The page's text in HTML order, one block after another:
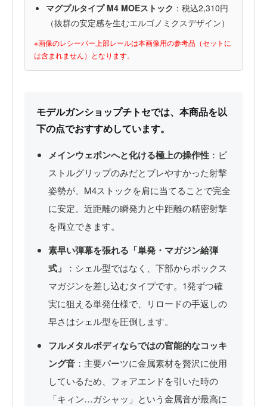
マグプルタイプ M4 MOEストック ：税込2,310円
（抜群の安定感を生むエルゴノミクスデザイン）
※画像のレシーバー上部レールは本画像用の参考品（セットに
は含まれません）となります。
モデルガンショップチトセでは、本商品を以
下の点でおすすめしています。
メインウェポンへと化ける極上の操作性 ：ピ
ストルグリップのみだとブレやすかった射撃
姿勢が、M4ストックを肩に当てることで完全
に安定。近距離の瞬発力と中距離の精密射撃
を両立できます。
素早い弾幕を張れる「単発・マガジン給弾
式」
：シェル型ではなく、下部からボックス
マガジンを差し込むタイプです。1発ずつ確
実に狙える単発仕様で、リロードの手返しの
早さはシェル型を圧倒します。
フルメタルボディならではの官能的なコッキ
ング音 ：主要パーツに金属素材を贅沢に使用
しているため、フォアエンドを引いた時の
「キィン…ガシャッ」という金属音が最高に